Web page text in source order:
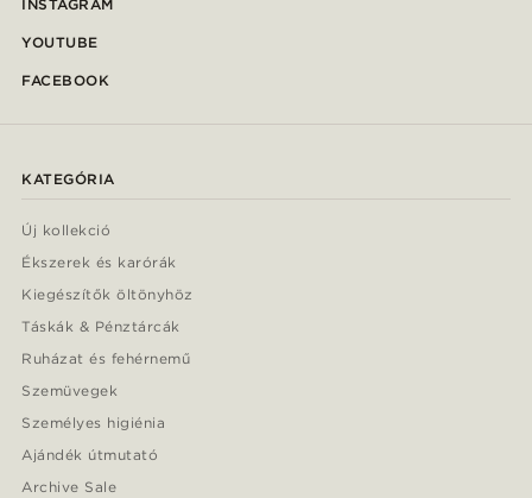
INSTAGRAM
YOUTUBE
FACEBOOK
KATEGÓRIA
Új kollekció
Ékszerek és karórák
Kiegészítők öltönyhöz
Táskák & Pénztárcák
Ruházat és fehérnemű
Szemüvegek
Személyes higiénia
Ajándék útmutató
Archive Sale